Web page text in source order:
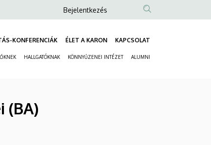
Anonim
fiók
menüje
Bejelentkezés
KONFERENCIÁK ÉLET A KARON KAPCSOLAT
HALLGATÓKNAK KÖNNYŰZENEI INTÉZET ALUMNI
(BA)